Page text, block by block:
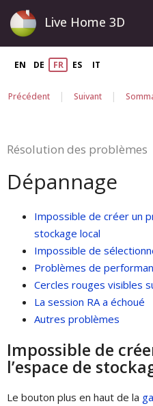
Live Home 3D
EN DE FR ES IT
Précédent | Suivant |
Résolution des problèmes
Dépannage
Impossible de créer un
stockage local
Impossible de
Problèmes de
Cercles rouges visibles
La session RA a échoué
Autres problèmes
Impossible de
l’espace de
Le bouton plus en haut de la